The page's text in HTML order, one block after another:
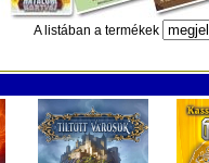
A listában a termékek